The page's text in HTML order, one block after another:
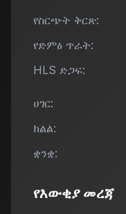
የስርጭት ቅርጽ:
የድምፅ ጥራት:
HLS ድጋፍ:
ሀገር:
ክልል:
ቋንቋ:
የእውቂያ መረጃ